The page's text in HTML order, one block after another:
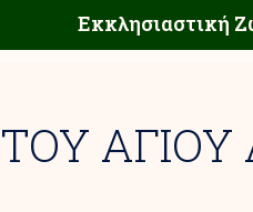
Εκκλησιαστική